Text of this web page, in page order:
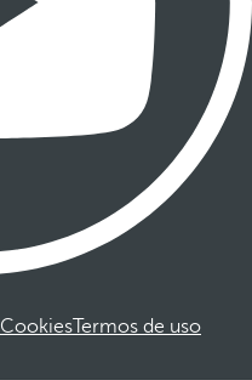
CookiesTermos de uso